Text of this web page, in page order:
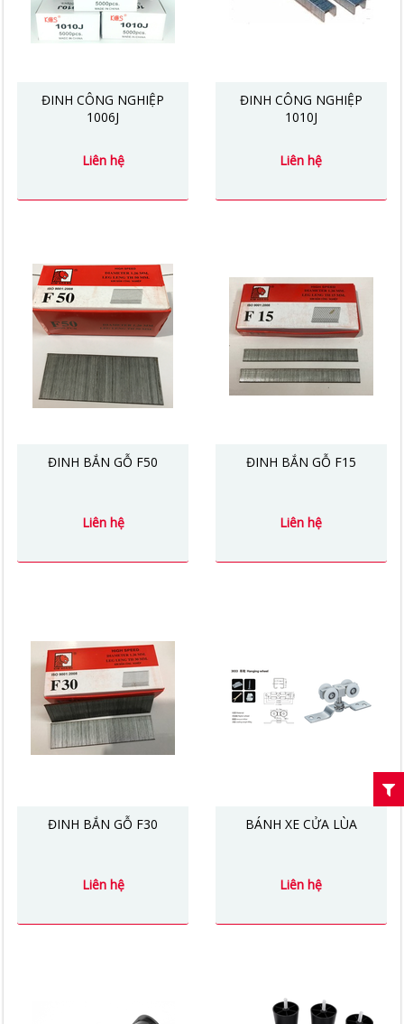
ĐINH CÔNG NGHIỆP
1006J
Liên hệ
ĐINH CÔNG NGHIỆP
1010J
Liên hệ
ĐINH BẮN GỖ F50
Liên hệ
ĐINH BẮN GỖ F15
Liên hệ
ĐINH BẮN GỖ F30
Liên hệ
BÁNH XE CỬA LÙA
Liên hệ